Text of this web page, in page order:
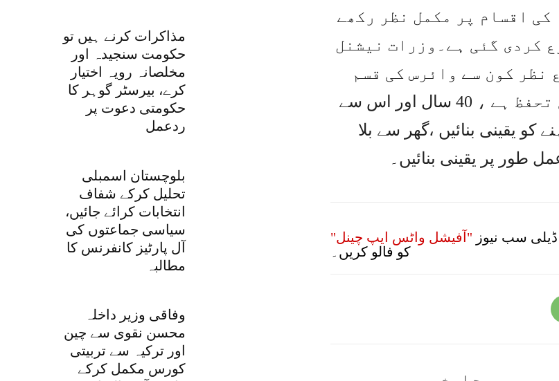
مذاکرات کرنے ہیں تو
حکومت سنجیدہ اور
مخلصانہ رویہ اختیار
کرے، بیرسٹر گوہر کا
حکومتی دعوت پر
ردعمل
بلوچستان اسمبلی
تحلیل کرکے شفاف
انتخابات کرائے جائیں،
سیاسی جماعتوں کی
آل پارٹیز کانفرنس کا
مطالبہ
وفاقی وزیر داخلہ
محسن نقوی سے چین
اور ترکیہ سے تربیتی
کورس مکمل کرکے
کی اقسام پر مکمل نظر رکھے
کردی گئی ہے۔وزرات نیشنل
نظر کون سے وائرس کی قسم
سامنے آئی ہے ، ایس او پیز پر عمل میں تحفظ ہے ، 40 سال اور اس سے
کو یقینی بنائیں ،گھر سے بلا
طور پر یقینی بنائیں۔
سب نیوز "آفیشل واٹس ایپ چینل"
کو فالو کریں۔